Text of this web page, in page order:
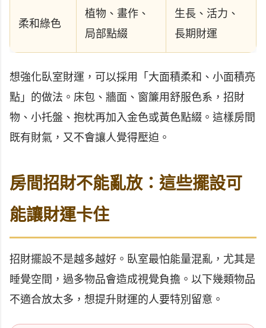
柔和綠色
植物、畫作、
局部點綴
生長、活力、
長期財運
想強化臥室財運，可以採用「大面積柔和、小面積亮
點」的做法。床包、牆面、窗簾用舒服色系，招財
物、小托盤、抱枕再加入金色或黃色點綴。這樣房間
既有財氣，又不會讓人覺得壓迫。
房間招財不能亂放：這些擺設可
能讓財運卡住
招財擺設不是越多越好。臥室最怕能量混亂，尤其是
睡覺空間，過多物品會造成視覺負擔。以下幾類物品
不適合放太多，想提升財運的人要特別留意。